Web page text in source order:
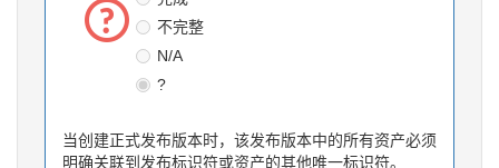
不完整
N/A
?
当创建正式发布版本时，该发布版本中的所有资产必须
明确关联到发布标识符或资产的其他唯一标识符。